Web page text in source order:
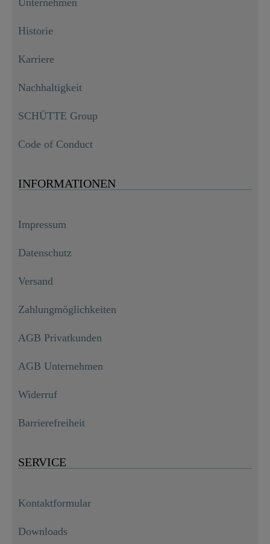
Unternehmen
Historie
Karriere
Nachhaltigkeit
SCHÜTTE Group
Code of Conduct
INFORMATIONEN
Impressum
Datenschutz
Versand
Zahlungmöglichkeiten
AGB Privatkunden
AGB Unternehmen
Widerruf
Barrierefreiheit
SERVICE
Kontaktformular
Downloads